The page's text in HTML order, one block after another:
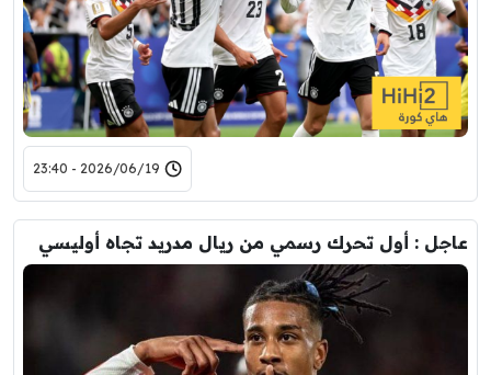
2026/06/19 - 23:40
عاجل : أول تحرك رسمي من ريال مدريد تجاه أوليسي